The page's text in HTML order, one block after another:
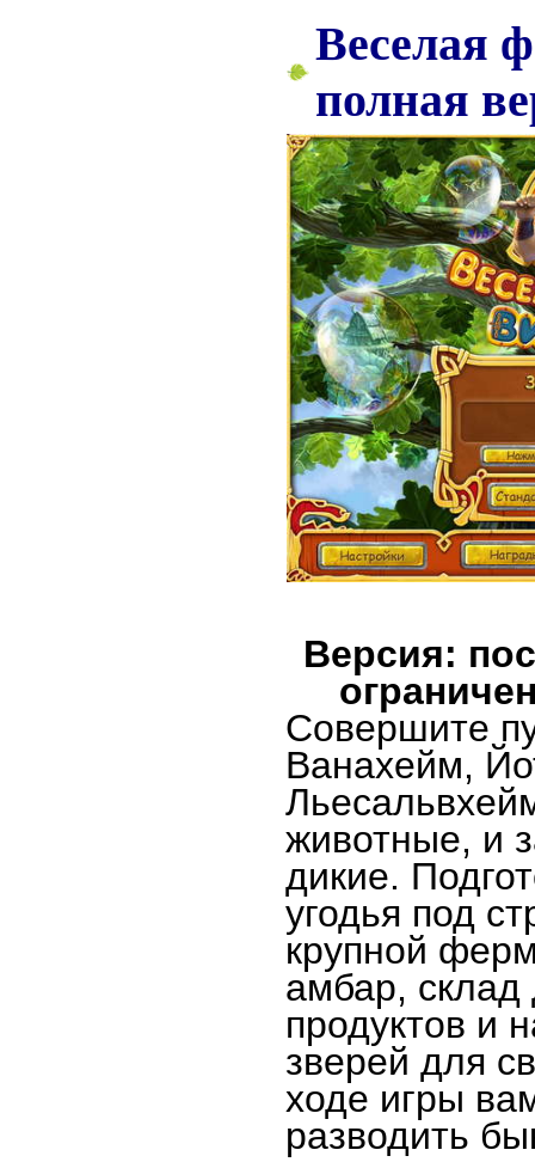
Веселая
полная
Версия:
Совершите
Ванахейм,
животные, и
дикие.
угодья под
крупной
амбар, склад
продуктов и
зверей для
ходе игры
разводить